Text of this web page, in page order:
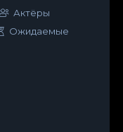
Актёры
Ожидаемые